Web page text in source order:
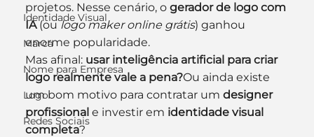
Identidade Visual
Marca
Nome para Empresa
Logo
Redes Sociais
projetos. Nesse cenário, o gerador de logo com
IA (ou logo maker online grátis) ganhou
enorme popularidade.
Mas afinal: usar inteligência artificial para criar
logo realmente vale a pena?Ou ainda existe
um bom motivo para contratar um designer
profissional e investir em identidade visual
completa?